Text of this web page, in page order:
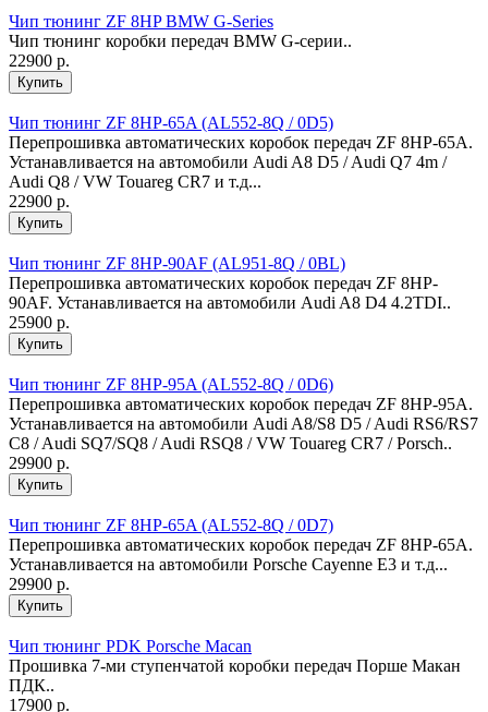
Чип тюнинг ZF 8HP BMW G-Series
Чип тюнинг коробки передач BMW G-серии..
22900 р.
Чип тюнинг ZF 8HP-65A (AL552-8Q / 0D5)
Перепрошивка автоматических коробок передач ZF 8HP-65A.
Устанавливается на автомобили Audi A8 D5 / Audi Q7 4m /
Audi Q8 / VW Touareg CR7 и т.д...
22900 р.
Чип тюнинг ZF 8HP-90AF (AL951-8Q / 0BL)
Перепрошивка автоматических коробок передач ZF 8HP-
90AF. Устанавливается на автомобили Audi A8 D4 4.2TDI..
25900 р.
Чип тюнинг ZF 8HP-95A (AL552-8Q / 0D6)
Перепрошивка автоматических коробок передач ZF 8HP-95A.
Устанавливается на автомобили Audi A8/S8 D5 / Audi RS6/RS7
C8 / Audi SQ7/SQ8 / Audi RSQ8 / VW Touareg CR7 / Porsch..
29900 р.
Чип тюнинг ZF 8HP-65A (AL552-8Q / 0D7)
Перепрошивка автоматических коробок передач ZF 8HP-65A.
Устанавливается на автомобили Porsche Cayenne E3 и т.д...
29900 р.
Чип тюнинг PDK Porsche Macan
Прошивка 7-ми ступенчатой коробки передач Порше Макан
ПДК..
17900 р.